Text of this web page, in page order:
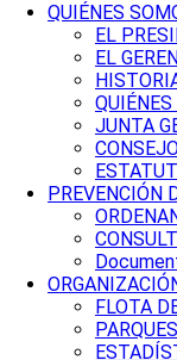
QUIÉNES
EL
EL
JUNTA
PREVENCIÓN
FLOTA
PARQUES